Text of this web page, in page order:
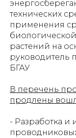
технических
применения
растений на
руководитель
БГАУ
В перечень
продлены
- Разработка и